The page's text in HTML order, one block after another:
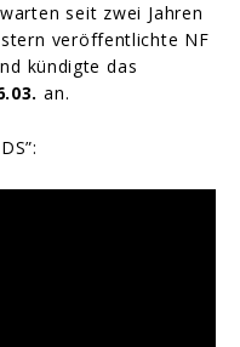
seit zwei Jahren
veröffentlichte NF
kündigte das
an.